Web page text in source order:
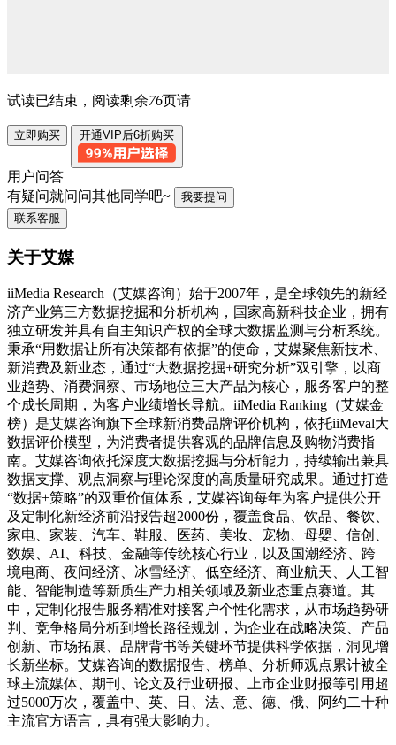
试读已结束，阅读剩余76页请
立即购买 开通VIP后6折购买
用户问答
有疑问就问问其他同学吧~
我要提问
联系客服
关于艾媒
iiMedia Research（艾媒咨询）始于2007年，是全球领先的新经
济产业第三方数据挖掘和分析机构，国家高新科技企业，拥有
独立研发并具有自主知识产权的全球大数据监测与分析系统。
秉承“用数据让所有决策都有依据”的使命，艾媒聚焦新技术、
新消费及新业态，通过“大数据挖掘+研究分析”双引擎，以商
业趋势、消费洞察、市场地位三大产品为核心，服务客户的整
个成长周期，为客户业绩增长导航。iiMedia Ranking（艾媒金
榜）是艾媒咨询旗下全球新消费品牌评价机构，依托iiMeval大
数据评价模型，为消费者提供客观的品牌信息及购物消费指
南。艾媒咨询依托深度大数据挖掘与分析能力，持续输出兼具
数据支撑、观点洞察与理论深度的高质量研究成果。通过打造
“数据+策略”的双重价值体系，艾媒咨询每年为客户提供公开
及定制化新经济前沿报告超2000份，覆盖食品、饮品、餐饮、
家电、家装、汽车、鞋服、医药、美妆、宠物、母婴、信创、
数娱、AI、科技、金融等传统核心行业，以及国潮经济、跨
境电商、夜间经济、冰雪经济、低空经济、商业航天、人工智
能、智能制造等新质生产力相关领域及新业态重点赛道。其
中，定制化报告服务精准对接客户个性化需求，从市场趋势研
判、竞争格局分析到增长路径规划，为企业在战略决策、产品
创新、市场拓展、品牌背书等关键环节提供科学依据，洞见增
长新坐标。艾媒咨询的数据报告、榜单、分析师观点累计被全
球主流媒体、期刊、论文及行业研报、上市企业财报等引用超
过5000万次，覆盖中、英、日、法、意、德、俄、阿约二十种
主流官方语言，具有强大影响力。